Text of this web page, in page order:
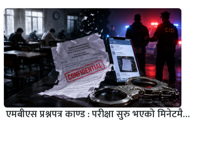
एमबीएस प्रश्नपत्र काण्ड : परीक्षा सुरु भएको मिनेटमै…